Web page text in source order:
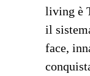
living è
il
face,